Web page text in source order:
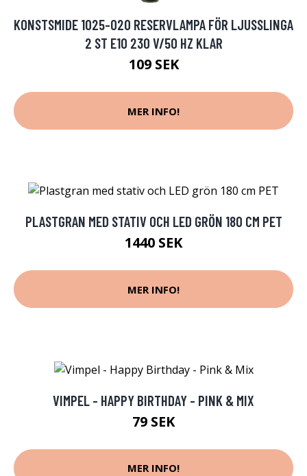
KONSTSMIDE 1025-020 RESERVLAMPA FÖR LJUSSLINGA
2 ST E10 230 V/50 HZ KLAR
109 SEK
MER INFO!
PLASTGRAN MED STATIV OCH LED GRÖN 180 CM PET
1440 SEK
MER INFO!
VIMPEL - HAPPY BIRTHDAY - PINK & MIX
79 SEK
MER INFO!